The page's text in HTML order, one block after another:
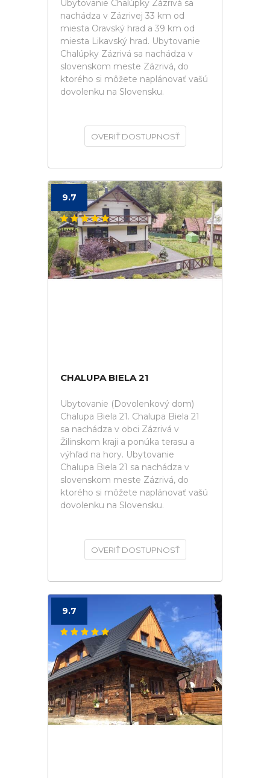
Ubytovanie Chalúpky Zázrivá sa
nachádza v Zázrivej 33 km od
miesta Oravský hrad a 39 km od
miesta Likavský hrad. Ubytovanie
Chalúpky Zázrivá sa nachádza v
slovenskom meste Zázrivá, do
ktorého si môžete naplánovať vašú
dovolenku na Slovensku.
OVERIŤ DOSTUPNOSŤ
9.7
CHALUPA BIELA 21
Ubytovanie (Dovolenkový dom)
Chalupa Biela 21. Chalupa Biela 21
sa nachádza v obci Zázrivá v
Žilinskom kraji a ponúka terasu a
výhľad na hory. Ubytovanie
Chalupa Biela 21 sa nachádza v
slovenskom meste Zázrivá, do
ktorého si môžete naplánovať vašú
dovolenku na Slovensku.
OVERIŤ DOSTUPNOSŤ
9.7